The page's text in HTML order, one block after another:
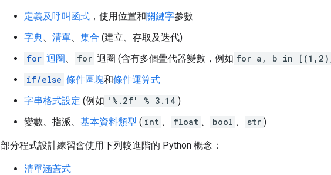
定義及呼叫函式 ，使用位置和關鍵字參數
字典、 清單、 集合 (建立、存取及迭代)
for 迴圈、 for 迴圈 (含有多個疊代器變數，例如 for a, b in
if/else 條件區塊和條件運算式
字串格式設定 (例如 '%.2f' % 3.14 )
變數、指派、 基本資料類型 ( int 、 float 、 bool 、 str )
部分程式設計練習會使用下列較進階的 Python 概念：
清單涵蓋式